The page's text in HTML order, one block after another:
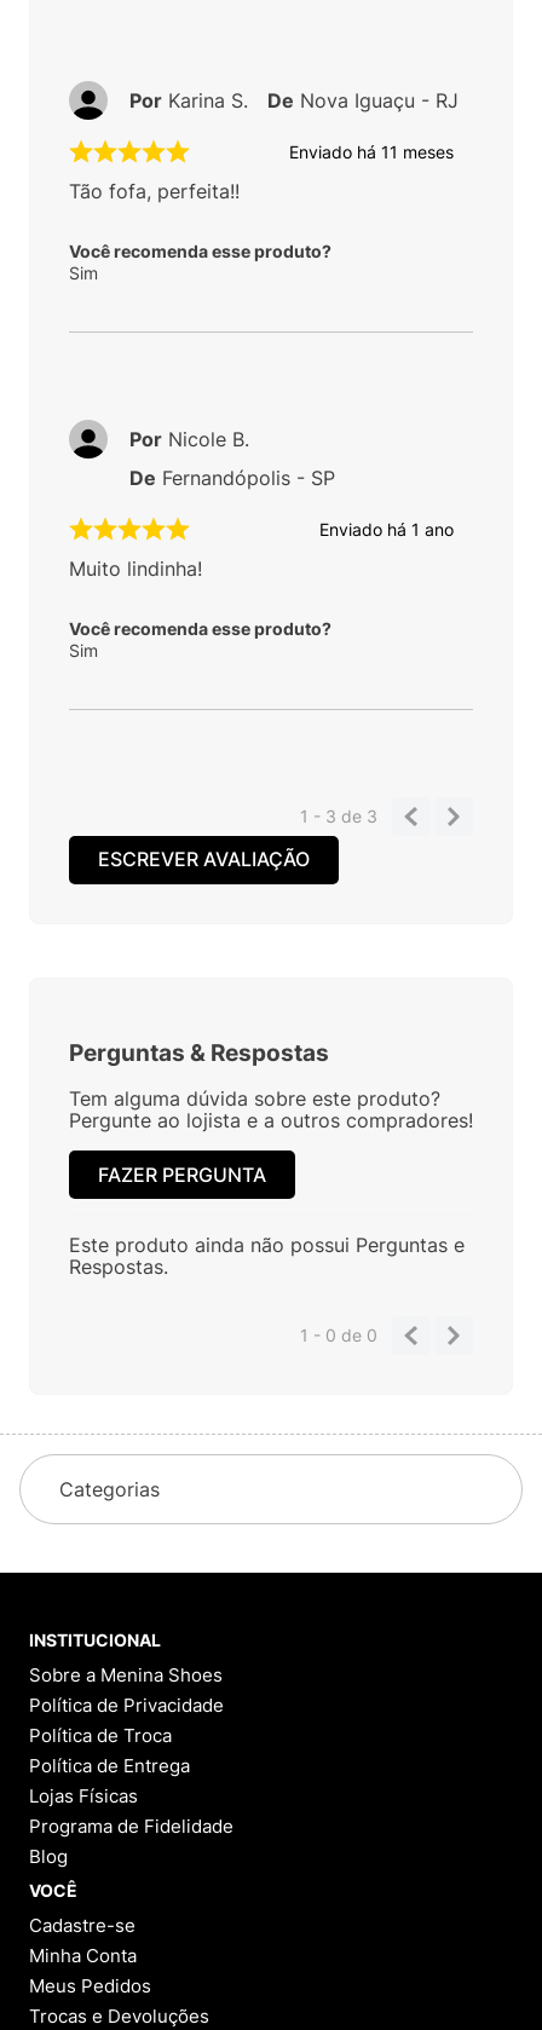
Enviado há 11 meses
Tão fofa, perfeita!!
Você recomenda esse produto?
Sim
Por Karina S. De Nova Iguaçu - RJ
Enviado há 1 ano
Muito lindinha!
Você recomenda esse produto?
Sim
Por Nicole B.
De Fernandópolis - SP
1 - 3de 3
ESCREVER AVALIAÇÃO
Perguntas & Respostas
Tem alguma dúvida sobre este produto?
Pergunte ao lojista e a outros compradores!
FAZER PERGUNTA
Este produto ainda não possui Perguntas e
Respostas.
1 - 0de 0
Categorias
INSTITUCIONAL
Sobre a Menina Shoes
Política de Privacidade
Política de Troca
Política de Entrega
Lojas Físicas
Programa de Fidelidade
Blog
VOCÊ
Cadastre-se
Minha Conta
Meus Pedidos
Trocas e Devoluções